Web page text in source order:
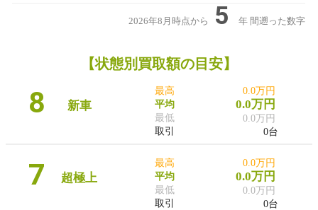
2026年8月時点から 5 年 間遡った数字
【状態別買取額の目安】
8 新車
最高
平均
最低
取引
0.0万円
0.0万円
0.0万円
0台
7 超極上
最高
平均
最低
取引
0.0万円
0.0万円
0.0万円
0台